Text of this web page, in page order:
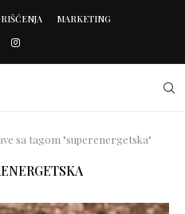
MARKETING
sa tagom "superenergetska"